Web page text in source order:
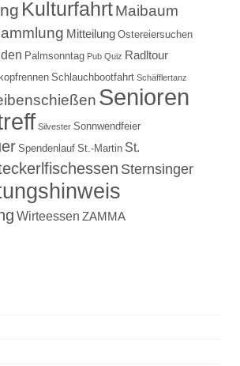
KulturfahrtMaibaum
Mitteilung Ostereiersuchen
Palmsonntag Pub Quiz Radltour
Schlauchbootfahrt Schäfflertanz
Senioren
Silvester Sonnwendfeier
Spendenlauf St.-Martin St.
Sternsinger
Wirteessen ZAMMA